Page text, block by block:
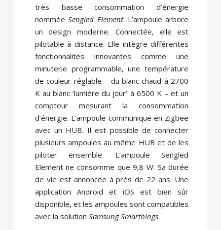
très basse consommation d’énergie
nomméeSengled Element. L’ampoule arbore
un design moderne. Connectée, elle est
pilotable à distance. Elle intègre différentes
fonctionnalités innovantes comme une
minuterie programmable, une température
de couleur réglable – du blanc chaud à 2700
K au blanc ‘lumière du jour’ à 6500 K – et un
compteur mesurant la consommation
d’énergie. L’ampoule communique en Zigbee
avec un HUB. Il est possible de connecter
plusieurs ampoules au même HUB et de les
piloter ensemble. L’ampouleSengled
Elementne consomme que 9,8 W. Sa durée
de vie est annoncée à près de 22 ans. Une
application Android et iOS est bien sûr
disponible, et les ampoules sont compatibles
avec la solution Samsung Smarthings.